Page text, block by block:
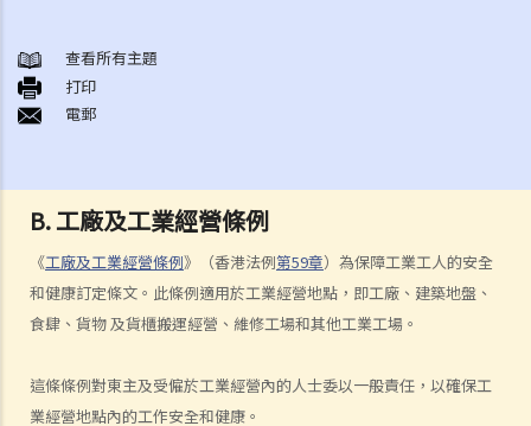
B. 工廠及工業經營條例
《工廠及工業經營條例》（香港法例第59章）為保障工業工人的安全
和健康訂定條文。此條例適用於工業經營地點，即工廠、建築地盤、
食肆、貨物 及貨櫃搬運經營、維修工場和其他工業工場。
這條條例對東主及受僱於工業經營內的人士委以一般責任，以確保工
業經營地點內的工作安全和健康。
A. 「僱傭合約」之闡釋
1. 僱傭合約的持續期是多久？
2. 甚麼是「連續性」僱傭合約？
3. 僱主是否可以選擇簽訂一系列較短且間斷的僱傭合同，以避免向僱員
提供法定福利和權益？
3. 如何分辨「僱傭合約」以及「獨立承包商（或自僱人士）之服務合
約」？
予現職僱主一個月通知以辭去現有工作。在新工上任的一個星期前，我
查看所有主題
打印
電郵